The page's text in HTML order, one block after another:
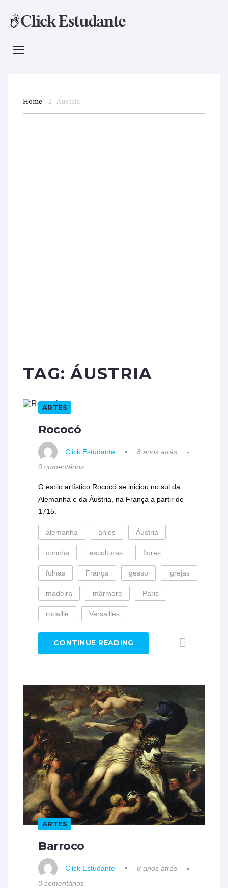
Home Áustria
TAG:ÁUSTRIA
ARTES
Rococó
Click Estudante
8 anos atrás
0 comentários
O estilo artístico Rococó se iniciou no sul da
Alemanha e da Áustria, na França a partir de
1715.
alemanha anjos Áustria
concha esculturas flores
folhas França gesso igrejas
madeira mármore Paris
rocaille Versailles
CONTINUE READING
ARTES
Barroco
Click Estudante
8 anos atrás
0 comentários